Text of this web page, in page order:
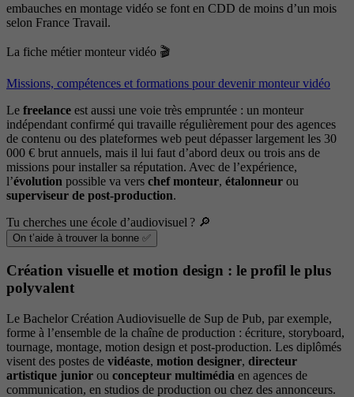
embauches en montage vidéo se font en CDD de moins d’un mois
selon France Travail.
La fiche métier monteur vidéo 🎬
Missions, compétences et formations pour devenir monteur vidéo
Le freelance est aussi une voie très empruntée : un monteur
indépendant confirmé qui travaille régulièrement pour des agences
de contenu ou des plateformes web peut dépasser largement les 30
000 € brut annuels, mais il lui faut d’abord deux ou trois ans de
missions pour installer sa réputation. Avec de l’expérience,
l’évolution possible va vers chef monteur, étalonneur ou
superviseur de post-production.
Tu cherches une école d’audiovisuel ? 🔎
On t’aide à trouver la bonne ✅
Création visuelle et motion design : le profil le plus
polyvalent
Le Bachelor Création Audiovisuelle de Sup de Pub, par exemple,
forme à l’ensemble de la chaîne de production : écriture, storyboard,
tournage, montage, motion design et post-production. Les diplômés
visent des postes de vidéaste, motion designer, directeur
artistique junior ou concepteur multimédia en agences de
communication, en studios de production ou chez des annonceurs.